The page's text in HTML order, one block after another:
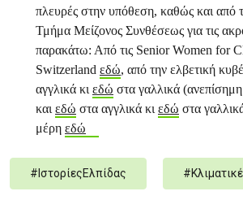
πλευρές στην υπόθεση, καθώς και από
Τμήμα Μείζονος Συνθέσεως για τις
παρακάτω: Από τις Senior Women for
Switzerland εδώ, από την ελβετική
αγγλικά κιεδώ στα γαλλικά
καιεδώ στα αγγλικά κιεδώ στα
μέρη εδώ
# ΙστορίεςΕλπίδας #